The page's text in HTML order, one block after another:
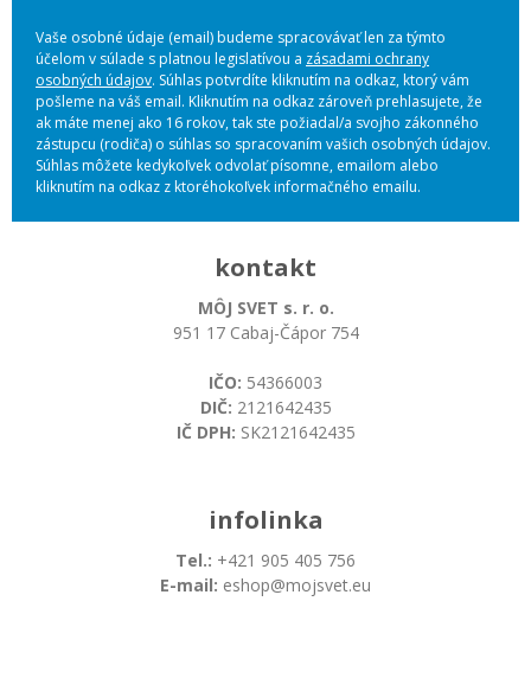
Vaše osobné údaje (email) budeme spracovávať len za týmto
účelom v súlade s platnou legislatívou a zásadami ochrany
osobných údajov. Súhlas potvrdíte kliknutím na odkaz, ktorý vám
pošleme na váš email. Kliknutím na odkaz zároveň prehlasujete, že
ak máte menej ako 16 rokov, tak ste požiadal/a svojho zákonného
zástupcu (rodiča) o súhlas so spracovaním vašich osobných údajov.
Súhlas môžete kedykoľvek odvolať písomne, emailom alebo
kliknutím na odkaz z ktoréhokoľvek informačného emailu.
kontakt
MÔJ SVET s. r. o.
951 17 Cabaj-Čápor 754
IČO: 54366003
DIČ: 2121642435
IČ DPH: SK2121642435
infolinka
Tel.: +421 905 405 756
E-mail: eshop@mojsvet.eu